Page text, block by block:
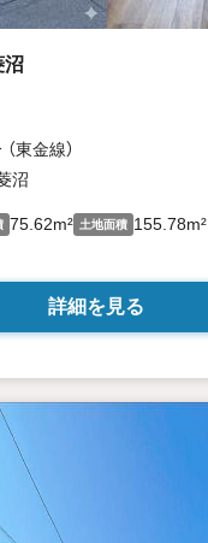
沼
東金線）
沼
75.62m² 土地面積 155.78m²
詳細を見る